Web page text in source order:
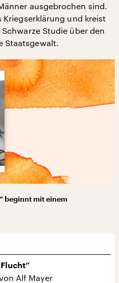
ausgebrochen sind.
Kriegserklärung und kreist
Studie über den
Staatsgewalt.
beginnt mit einem
Alf Mayer